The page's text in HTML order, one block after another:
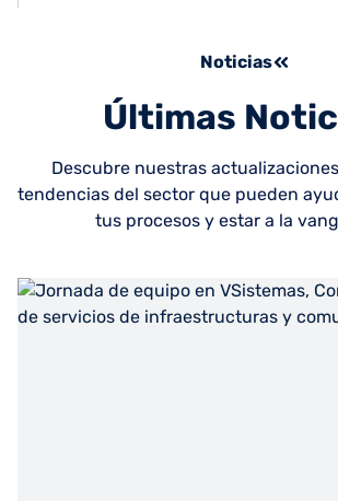
Noticias
Últimas
Descubre nuestras
tendencias del sector que pueden
tus procesos y estar a la